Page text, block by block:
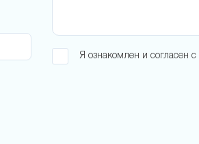
Я ознакомлен и согласен с